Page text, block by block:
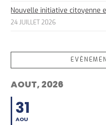
Nouvelle initiative citoyenne
24 JUILLET 2026
AOUT, 2026
31
AOU